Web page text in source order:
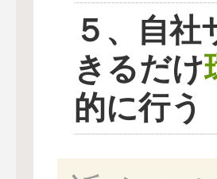
５、自
きるだけ
的に行う